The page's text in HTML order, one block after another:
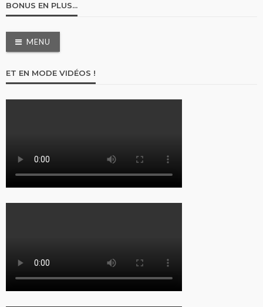
BONUS EN PLUS…
MENU
ET EN MODE VIDÉOS !